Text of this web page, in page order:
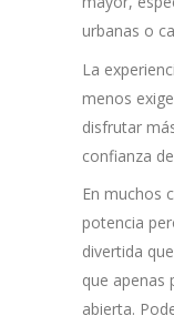
urbanas o
La
menos
disfrutar
confianza
En muchos
potencia
divertida
que apenas
abierta.